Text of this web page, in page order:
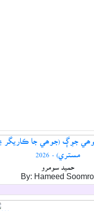
جوِڳ (جوھي جا ڪاريگر ۽
By: Hameed Soomro